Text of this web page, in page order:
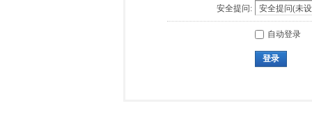
安全提问:
自动登录
登录